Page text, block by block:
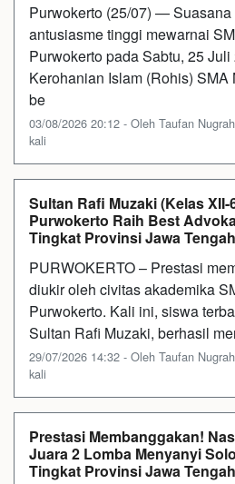
Purwokerto (25/07) — Suasana
antusiasme tinggi mewarnai
Purwokerto pada Sabtu, 25
Kerohanian Islam (Rohis)
be
03/08/2026 20:12 - Oleh Taufan
kali
Sultan Rafi Muzaki (Kelas XII-
Purwokerto Raih Best
Tingkat Provinsi Jawa
PURWOKERTO – Prestasi
diukir oleh civitas akademika
Purwokerto. Kali ini, siswa
Sultan Rafi Muzaki, berhasil
29/07/2026 14:32 - Oleh Taufan
kali
Prestasi Membanggakan!
Juara 2 Lomba Menyanyi
Tingkat Provinsi Jawa